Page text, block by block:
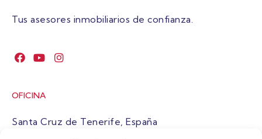
Tus asesores inmobiliarios de confianza.
OFICINA
Santa Cruz de Tenerife, España